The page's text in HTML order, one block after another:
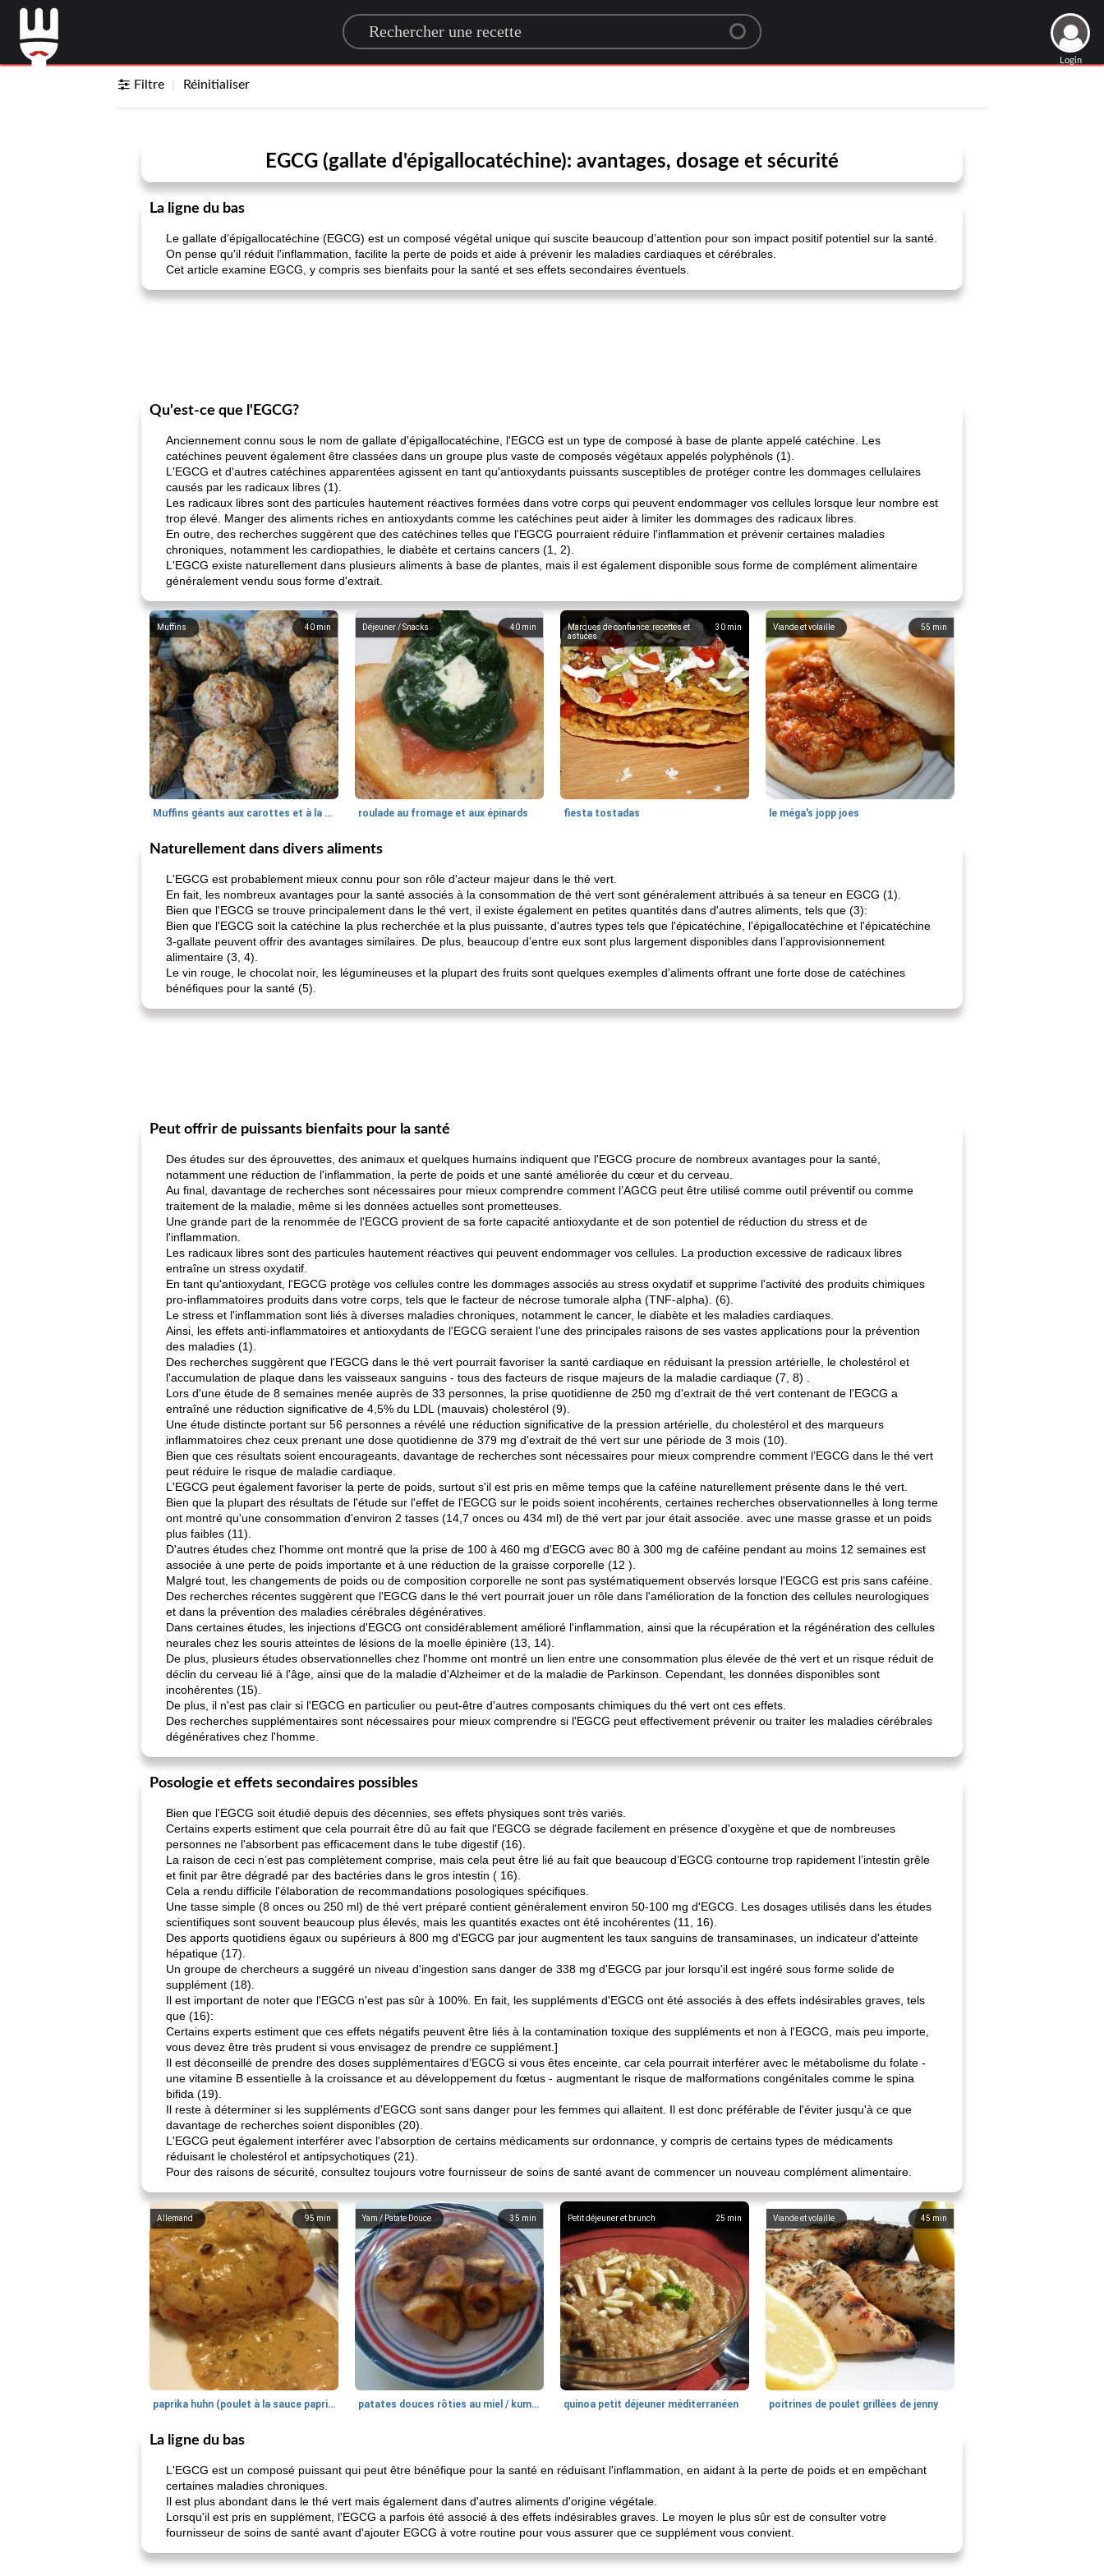
Search for a recipe
Login
Filtre Réinitialiser
EGCG (gallate d'épigallocatéchine): avantages, dosage et sécurité
La ligne du bas
Le gallate d’épigallocatéchine (EGCG) est un composé végétal unique qui suscite beaucoup d’attention pour son impact positif potentiel sur la santé.
On pense qu'il réduit l'inflammation, facilite la perte de poids et aide à prévenir les maladies cardiaques et cérébrales.
Cet article examine EGCG, y compris ses bienfaits pour la santé et ses effets secondaires éventuels.
Qu'est-ce que l'EGCG?
Anciennement connu sous le nom de gallate d'épigallocatéchine, l'EGCG est un type de composé à base de plante appelé catéchine. Les
catéchines peuvent également être classées dans un groupe plus vaste de composés végétaux appelés polyphénols (1).
L'EGCG et d'autres catéchines apparentées agissent en tant qu'antioxydants puissants susceptibles de protéger contre les dommages cellulaires
causés par les radicaux libres (1).
Les radicaux libres sont des particules hautement réactives formées dans votre corps qui peuvent endommager vos cellules lorsque leur nombre est
trop élevé. Manger des aliments riches en antioxydants comme les catéchines peut aider à limiter les dommages des radicaux libres.
En outre, des recherches suggèrent que des catéchines telles que l'EGCG pourraient réduire l'inflammation et prévenir certaines maladies
chroniques, notamment les cardiopathies, le diabète et certains cancers (1, 2).
L'EGCG existe naturellement dans plusieurs aliments à base de plantes, mais il est également disponible sous forme de complément alimentaire
généralement vendu sous forme d'extrait.
40 min
Muffins
Muffins géants aux carottes et à la banane de Nif
40 min
Déjeuner / Snacks
roulade au fromage et aux épinards
30 min
Marques de confiance: recettes et
astuces
fiesta tostadas
55 min
Viande et volaille
le méga's jopp joes
Naturellement dans divers aliments
L'EGCG est probablement mieux connu pour son rôle d'acteur majeur dans le thé vert.
En fait, les nombreux avantages pour la santé associés à la consommation de thé vert sont généralement attribués à sa teneur en EGCG (1).
Bien que l'EGCG se trouve principalement dans le thé vert, il existe également en petites quantités dans d'autres aliments, tels que (3):
Bien que l'EGCG soit la catéchine la plus recherchée et la plus puissante, d'autres types tels que l'épicatéchine, l'épigallocatéchine et l'épicatéchine
3-gallate peuvent offrir des avantages similaires. De plus, beaucoup d’entre eux sont plus largement disponibles dans l’approvisionnement
alimentaire (3, 4).
Le vin rouge, le chocolat noir, les légumineuses et la plupart des fruits sont quelques exemples d'aliments offrant une forte dose de catéchines
bénéfiques pour la santé (5).
Peut offrir de puissants bienfaits pour la santé
Des études sur des éprouvettes, des animaux et quelques humains indiquent que l'EGCG procure de nombreux avantages pour la santé,
notamment une réduction de l'inflammation, la perte de poids et une santé améliorée du cœur et du cerveau.
Au final, davantage de recherches sont nécessaires pour mieux comprendre comment l’AGCG peut être utilisé comme outil préventif ou comme
traitement de la maladie, même si les données actuelles sont prometteuses.
Une grande part de la renommée de l'EGCG provient de sa forte capacité antioxydante et de son potentiel de réduction du stress et de
l'inflammation.
Les radicaux libres sont des particules hautement réactives qui peuvent endommager vos cellules. La production excessive de radicaux libres
entraîne un stress oxydatif.
En tant qu'antioxydant, l'EGCG protège vos cellules contre les dommages associés au stress oxydatif et supprime l'activité des produits chimiques
pro-inflammatoires produits dans votre corps, tels que le facteur de nécrose tumorale alpha (TNF-alpha). (6).
Le stress et l'inflammation sont liés à diverses maladies chroniques, notamment le cancer, le diabète et les maladies cardiaques.
Ainsi, les effets anti-inflammatoires et antioxydants de l'EGCG seraient l'une des principales raisons de ses vastes applications pour la prévention
des maladies (1).
Des recherches suggèrent que l'EGCG dans le thé vert pourrait favoriser la santé cardiaque en réduisant la pression artérielle, le cholestérol et
l'accumulation de plaque dans les vaisseaux sanguins - tous des facteurs de risque majeurs de la maladie cardiaque (7, 8) .
Lors d'une étude de 8 semaines menée auprès de 33 personnes, la prise quotidienne de 250 mg d'extrait de thé vert contenant de l'EGCG a
entraîné une réduction significative de 4,5% du LDL (mauvais) cholestérol (9).
Une étude distincte portant sur 56 personnes a révélé une réduction significative de la pression artérielle, du cholestérol et des marqueurs
inflammatoires chez ceux prenant une dose quotidienne de 379 mg d'extrait de thé vert sur une période de 3 mois (10).
Bien que ces résultats soient encourageants, davantage de recherches sont nécessaires pour mieux comprendre comment l’EGCG dans le thé vert
peut réduire le risque de maladie cardiaque.
L'EGCG peut également favoriser la perte de poids, surtout s'il est pris en même temps que la caféine naturellement présente dans le thé vert.
Bien que la plupart des résultats de l'étude sur l'effet de l'EGCG sur le poids soient incohérents, certaines recherches observationnelles à long terme
ont montré qu'une consommation d'environ 2 tasses (14,7 onces ou 434 ml) de thé vert par jour était associée. avec une masse grasse et un poids
plus faibles (11).
D'autres études chez l'homme ont montré que la prise de 100 à 460 mg d'EGCG avec 80 à 300 mg de caféine pendant au moins 12 semaines est
associée à une perte de poids importante et à une réduction de la graisse corporelle (12 ).
Malgré tout, les changements de poids ou de composition corporelle ne sont pas systématiquement observés lorsque l'EGCG est pris sans caféine.
Des recherches récentes suggèrent que l'EGCG dans le thé vert pourrait jouer un rôle dans l'amélioration de la fonction des cellules neurologiques
et dans la prévention des maladies cérébrales dégénératives.
Dans certaines études, les injections d'EGCG ont considérablement amélioré l'inflammation, ainsi que la récupération et la régénération des cellules
neurales chez les souris atteintes de lésions de la moelle épinière (13, 14).
De plus, plusieurs études observationnelles chez l'homme ont montré un lien entre une consommation plus élevée de thé vert et un risque réduit de
déclin du cerveau lié à l'âge, ainsi que de la maladie d'Alzheimer et de la maladie de Parkinson. Cependant, les données disponibles sont
incohérentes (15).
De plus, il n'est pas clair si l'EGCG en particulier ou peut-être d'autres composants chimiques du thé vert ont ces effets.
Des recherches supplémentaires sont nécessaires pour mieux comprendre si l'EGCG peut effectivement prévenir ou traiter les maladies cérébrales
dégénératives chez l'homme.
Posologie et effets secondaires possibles
Bien que l'EGCG soit étudié depuis des décennies, ses effets physiques sont très variés.
Certains experts estiment que cela pourrait être dû au fait que l'EGCG se dégrade facilement en présence d'oxygène et que de nombreuses
personnes ne l'absorbent pas efficacement dans le tube digestif (16).
La raison de ceci n’est pas complètement comprise, mais cela peut être lié au fait que beaucoup d’EGCG contourne trop rapidement l’intestin grêle
et finit par être dégradé par des bactéries dans le gros intestin ( 16).
Cela a rendu difficile l'élaboration de recommandations posologiques spécifiques.
Une tasse simple (8 onces ou 250 ml) de thé vert préparé contient généralement environ 50-100 mg d'EGCG. Les dosages utilisés dans les études
scientifiques sont souvent beaucoup plus élevés, mais les quantités exactes ont été incohérentes (11, 16).
Des apports quotidiens égaux ou supérieurs à 800 mg d'EGCG par jour augmentent les taux sanguins de transaminases, un indicateur d'atteinte
hépatique (17).
Un groupe de chercheurs a suggéré un niveau d'ingestion sans danger de 338 mg d'EGCG par jour lorsqu'il est ingéré sous forme solide de
supplément (18).
Il est important de noter que l'EGCG n'est pas sûr à 100%. En fait, les suppléments d'EGCG ont été associés à des effets indésirables graves, tels
que (16):
Certains experts estiment que ces effets négatifs peuvent être liés à la contamination toxique des suppléments et non à l'EGCG, mais peu importe,
vous devez être très prudent si vous envisagez de prendre ce supplément.]
Il est déconseillé de prendre des doses supplémentaires d’EGCG si vous êtes enceinte, car cela pourrait interférer avec le métabolisme du folate -
une vitamine B essentielle à la croissance et au développement du fœtus - augmentant le risque de malformations congénitales comme le spina
bifida (19).
Il reste à déterminer si les suppléments d'EGCG sont sans danger pour les femmes qui allaitent. Il est donc préférable de l'éviter jusqu'à ce que
davantage de recherches soient disponibles (20).
L'EGCG peut également interférer avec l'absorption de certains médicaments sur ordonnance, y compris de certains types de médicaments
réduisant le cholestérol et antipsychotiques (21).
Pour des raisons de sécurité, consultez toujours votre fournisseur de soins de santé avant de commencer un nouveau complément alimentaire.
95min
Allemand
paprika huhn (poulet à la sauce paprika).
35 min
Yam / Patate Douce
patates douces rôties au miel / kumara
25 min
Petit déjeuner et brunch
quinoa petit déjeuner méditerranéen
45 min
Viande et volaille
poitrines de poulet grillées de jenny
La ligne du bas
L'EGCG est un composé puissant qui peut être bénéfique pour la santé en réduisant l'inflammation, en aidant à la perte de poids et en empêchant
certaines maladies chroniques.
Il est plus abondant dans le thé vert mais également dans d'autres aliments d'origine végétale.
Lorsqu'il est pris en supplément, l'EGCG a parfois été associé à des effets indésirables graves. Le moyen le plus sûr est de consulter votre
fournisseur de soins de santé avant d'ajouter EGCG à votre routine pour vous assurer que ce supplément vous convient.